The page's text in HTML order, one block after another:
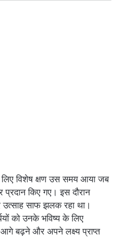
के लिए विशेष क्षण उस समय आया जब
किए गए। इस दौरान
उत्साह साफ झलक रहा था।
को उनके भविष्य के लिए
बढ़ने और अपने लक्ष्य प्राप्त